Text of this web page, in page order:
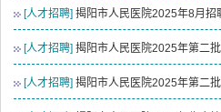
[人才招聘] 揭阳市人民医院2025年8月招
[人才招聘] 揭阳市人民医院2025年第二
[人才招聘] 揭阳市人民医院2025年第二